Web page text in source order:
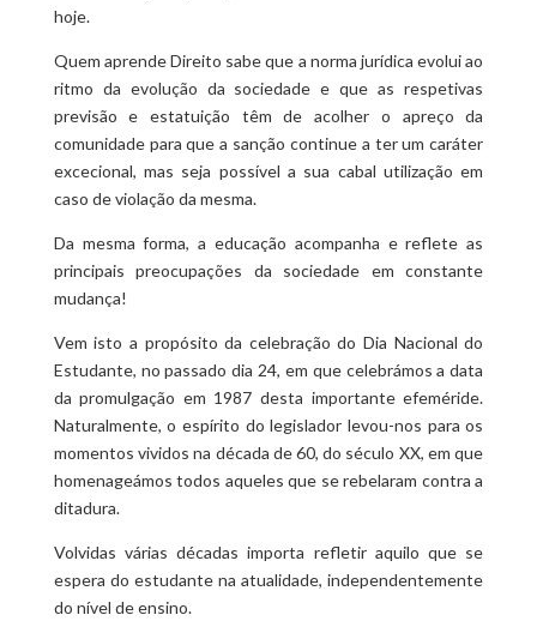
hoje.
Quem aprende Direito sabe que a norma jurídica evolui ao
ritmo da evolução da sociedade e que as respetivas
previsão e estatuição têm de acolher o apreço da
comunidade para que a sanção continue a ter um caráter
excecional, mas seja possível a sua cabal utilização em
caso de violação da mesma.
Da mesma forma, a educação acompanha e reflete as
principais preocupações da sociedade em constante
mudança!
Vem isto a propósito da celebração do Dia Nacional do
Estudante, no passado dia 24, em que celebrámos a data
da promulgação em 1987 desta importante efeméride.
Naturalmente, o espírito do legislador levou-nos para os
momentos vividos na década de 60, do século XX, em que
homenageámos todos aqueles que se rebelaram contra a
ditadura.
Volvidas várias décadas importa refletir aquilo que se
espera do estudante na atualidade, independentemente
do nível de ensino.